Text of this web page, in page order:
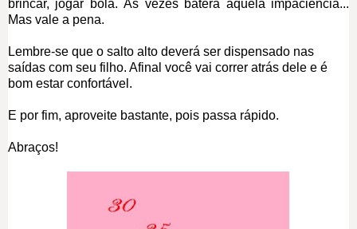
brincar, jogar bola. Às vezes baterá aquela impaciência...
Mas vale a pena.
Lembre-se que o salto alto deverá ser dispensado nas
saídas com seu filho. Afinal você vai correr atrás dele e é
bom estar confortável.
E por fim, aproveite bastante, pois passa rápido.
Abraços!